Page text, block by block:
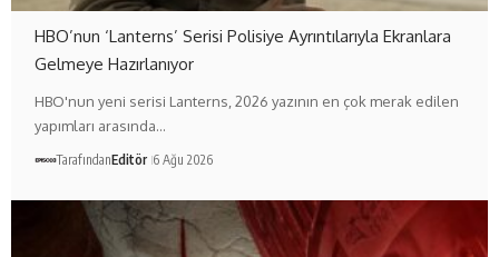
HBO’nun ‘Lanterns’ Serisi Polisiye Ayrıntılarıyla Ekranlara
Gelmeye Hazırlanıyor
HBO'nun yeni serisi Lanterns, 2026 yazının en çok merak edilen
yapımları arasında…
TarafındanEditör 6 Ağu 2026